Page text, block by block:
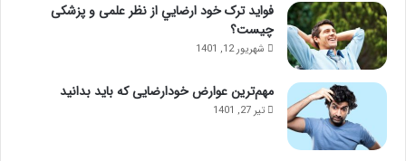
فواید ترک خود ارضايي از نظر علمی و پزشکی
چیست؟
شهریور 12, 1401
مهم‌ترین عوارض خودارضایی که باید بدانید
تیر 27, 1401